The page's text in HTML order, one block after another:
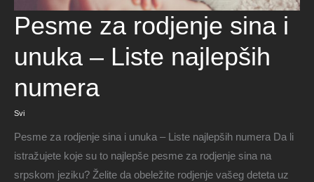
Pesme za rodjenje sina i
unuka – Liste najlepših
numera
Svi
Pesme za rodjenje sina i unuka – Liste najlepših numera Da li
istražujete koje su to najlepše pesme za rodjenje sina na
srpskom jeziku? Želite da obeležite rodjenje vašeg deteta uz
Pesme
za
rodjenje
sina
unuka
–
Liste
numera